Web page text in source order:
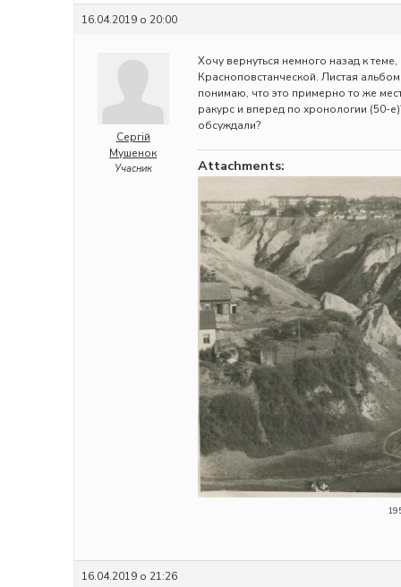
16.04.2019 о 20:00
Сергій
Мушенок
Учасник
Хочу вернуться немного назад к
Красноповстанческой. Листая
понимаю, что это примерно то же
ракурс и вперед по хронологии (50-
обсуждали?
Attachments:
16.04.2019 о 21:26